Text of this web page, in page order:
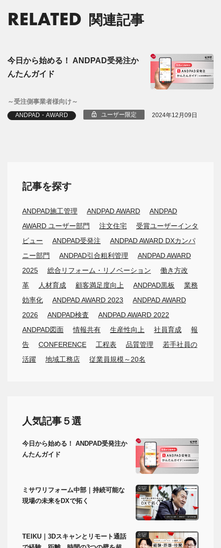
RELATED 関連記事
今日から始める！ ANDPAD受発注か
んたんガイド
～受注側事業者様向け～
ANDPAD・AWARD ユーザー限定 2024年12月09日
記事を探す
ANDPAD施工管理 ANDPAD AWARD
ANDPAD
AWARD ユーザー部門
注文住宅
受賞ユーザーインタ
ビュー
ANDPAD受発注
ANDPAD AWARD DXカンパ
ニー部門
ANDPAD引合粗利管理
ANDPAD AWARD
2025
総合リフォーム・リノベーション
働き方改
革
人材育成 顧客満足度向上 ANDPAD黒板
業務
効率化
ANDPAD AWARD 2023
ANDPAD AWARD
2026
ANDPAD検査
ANDPAD AWARD 2022
ANDPAD図面
情報共有 生産性向上 社員育成
報
告
CONFERENCE 工程表 品質管理
若手社員の
活躍
地域工務店 従業員規模～20名
人気記事５選
今日から始める！ ANDPAD受発注か
んたんガイド
ミサワリフォーム中部｜持続可能な
現場の未来をDXで拓く
TEIKU｜3Dスキャンとリモート通話